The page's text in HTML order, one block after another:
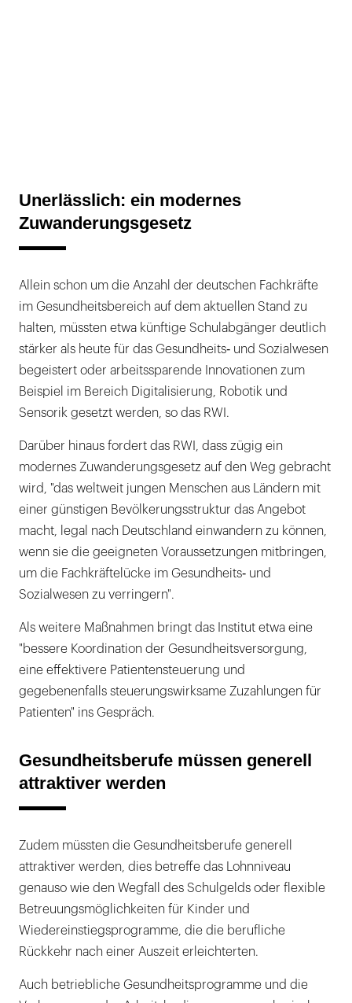
Unerlässlich: ein modernes
Zuwanderungsgesetz
Allein schon um die Anzahl der deutschen Fachkräfte
im Gesundheitsbereich auf dem aktuellen Stand zu
halten, müssten etwa künftige Schulabgänger deutlich
stärker als heute für das Gesundheits‐ und Sozialwesen
begeistert oder arbeitssparende Innovationen zum
Beispiel im Bereich Digitalisierung, Robotik und
Sensorik gesetzt werden, so das RWI.
Darüber hinaus fordert das RWI, dass zügig ein
modernes Zuwanderungsgesetz auf den Weg gebracht
wird, "das weltweit jungen Menschen aus Ländern mit
einer günstigen Bevölkerungsstruktur das Angebot
macht, legal nach Deutschland einwandern zu können,
wenn sie die geeigneten Voraussetzungen mitbringen,
um die Fachkräftelücke im Gesundheits‐ und
Sozialwesen zu verringern".
Als weitere Maßnahmen bringt das Institut etwa eine
"bessere Koordination der Gesundheitsversorgung,
eine effektivere Patientensteuerung und
gegebenenfalls steuerungswirksame Zuzahlungen für
Patienten" ins Gespräch.
Gesundheitsberufe müssen generell
attraktiver werden
Zudem müssten die Gesundheitsberufe generell
attraktiver werden, dies betreffe das Lohnniveau
genauso wie den Wegfall des Schulgelds oder flexible
Betreuungsmöglichkeiten für Kinder und
Wiedereinstiegsprogramme, die die berufliche
Rückkehr nach einer Auszeit erleichterten.
Auch betriebliche Gesundheitsprogramme und die